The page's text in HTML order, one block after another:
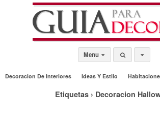
Menu
Decoracion De Interiores Ideas Y Estilo
Etiquetas › Decoracion